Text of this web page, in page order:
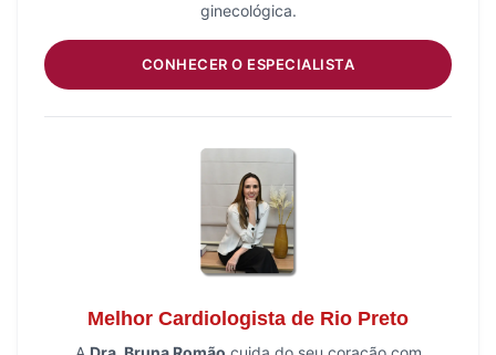
ginecológica.
CONHECER O ESPECIALISTA
Melhor Cardiologista de Rio Preto